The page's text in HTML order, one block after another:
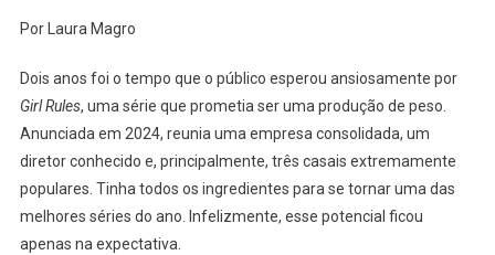
Seu
Por Laura Magro
Dois anos foi o tempo que o público esperou ansiosamente por
Girl Rules, uma série que prometia ser uma produção de peso.
Anunciada em 2024, reunia uma empresa consolidada, um
diretor conhecido e, principalmente, três casais extremamente
populares. Tinha todos os ingredientes para se tornar uma das
melhores séries do ano. Infelizmente, esse potencial ficou
apenas na expectativa.